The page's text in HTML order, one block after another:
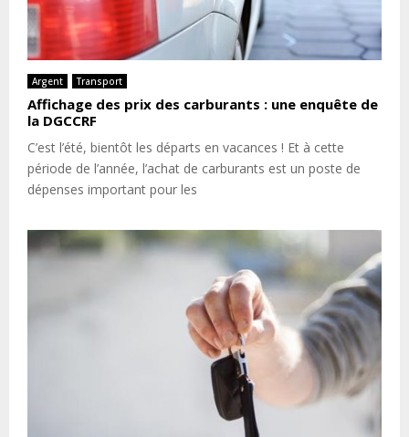
Argent Transport
Affichage des prix des carburants : une enquête de
la DGCCRF
C’est l’été, bientôt les départs en vacances ! Et à cette
période de l’année, l’achat de carburants est un poste de
dépenses important pour les